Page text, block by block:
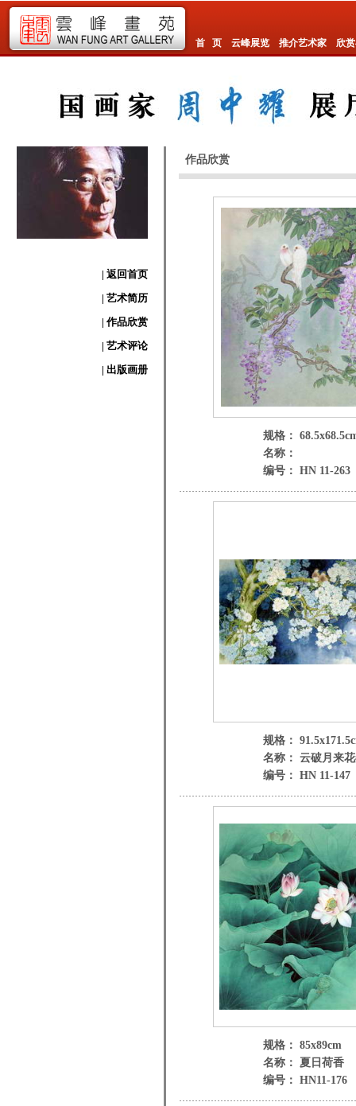
首 页 云峰展览 推介艺术家 欣
| 返回首页
| 艺术简历
| 作品欣赏
| 艺术评论
| 出版画册
作品欣赏
规格：
名称：
编号： HN 11-263
规格：
名称： 云破月来
编号： HN 11-147
规格： 85x89cm
名称： 夏日荷香
编号： HN11-176